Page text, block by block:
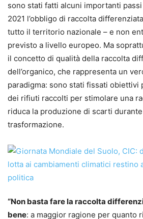
sono stati fatti alcuni importanti
2021 l’obbligo di raccolta
tutto il territorio nazionale – e non
previsto a livello europeo. Ma
il concetto di qualità della raccolta
dell’organico, che rappresenta un
paradigma: sono stati fissati obiettivi
dei rifiuti raccolti per stimolare una
riduca la produzione di scarti
trasformazione.
“Non basta fare la raccolta
bene: a maggior ragione per quanto